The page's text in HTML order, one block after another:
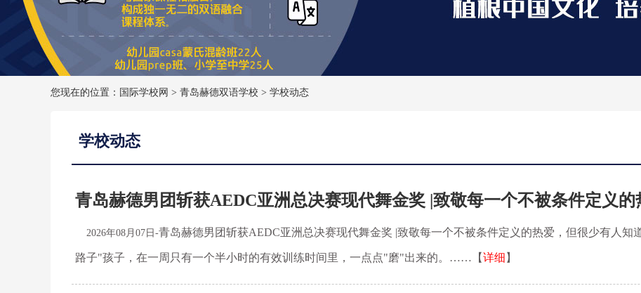
您现在的位置：国际学校网 > 青岛赫德双语学校 > 学校动态
学校动态
青岛赫德男团斩获AEDC亚洲总决赛现代舞金奖 |致敬每一个不被条件定义的
2026年08月07日-青岛赫德男团斩获AEDC亚洲总决赛现代舞金奖 |致敬每一个不被条件定义的热爱，但很少有人知
路子"孩子，在一周只有一个半小时的有效训练时间里，一点点"磨"出来的。……【详细 】